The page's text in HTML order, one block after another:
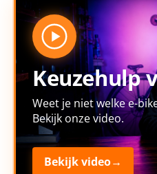
Keuzehulp
Weet je niet welke e-
Bekijk onze video.
Bekijk video→